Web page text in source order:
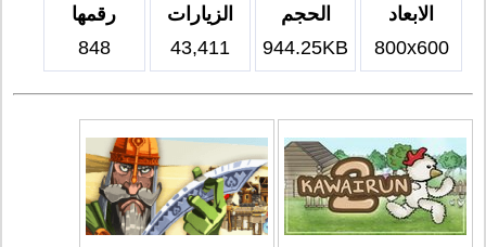
الابعاد
800x600
الحجم
944.25KB
الزيارات
43,411
رقمها
848